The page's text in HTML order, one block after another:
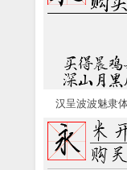
汉呈波波魅隶